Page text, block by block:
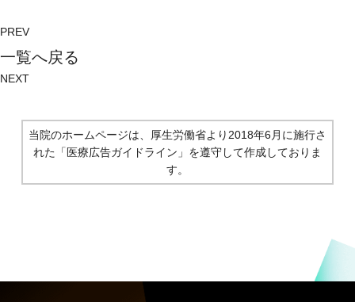
PREV
⼀覧へ戻る
NEXT
当院のホームページは、厚生労働省より2018年6月に施行さ
れた 「医療広告ガイドライン」を遵守して作成しておりま
す。